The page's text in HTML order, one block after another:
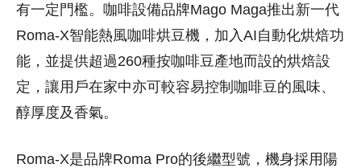
有一定門檻。咖啡設備品牌Mago Maga推出新一代
Roma-X智能熱風咖啡烘豆機，加入AI自動化烘焙功
能，並提供超過260種按咖啡豆產地而設的烘焙設
定，讓用戶在家中亦可較容易控制咖啡豆的風味、
醇厚度及香氣。
Roma-X是品牌Roma Pro的後繼型號，機身採用陽